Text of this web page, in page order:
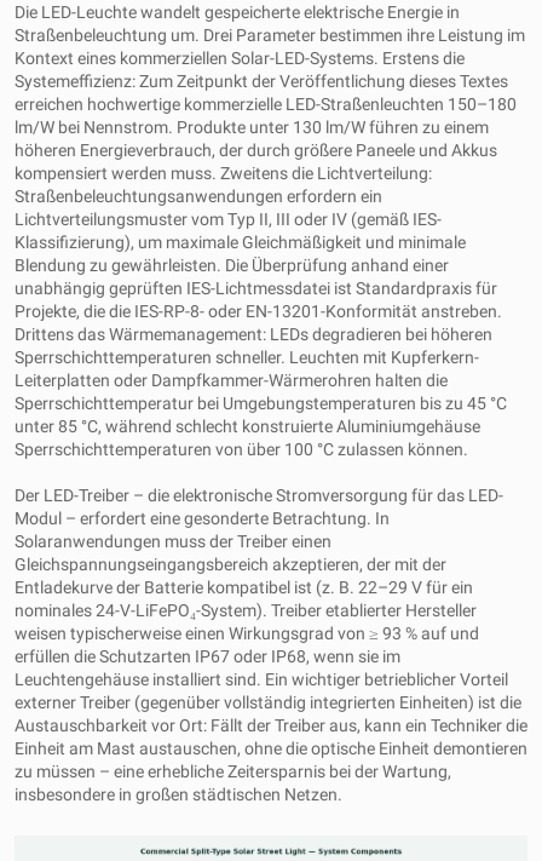
Die LED-Leuchte wandelt gespeicherte elektrische Energie in
Straßenbeleuchtung um. Drei Parameter bestimmen ihre Leistung im
Kontext eines kommerziellen Solar-LED-Systems. Erstens die
Systemeffizienz: Zum Zeitpunkt der Veröffentlichung dieses Textes
erreichen hochwertige kommerzielle LED-Straßenleuchten 150–180
lm/W bei Nennstrom. Produkte unter 130 lm/W führen zu einem
höheren Energieverbrauch, der durch größere Paneele und Akkus
kompensiert werden muss. Zweitens die Lichtverteilung:
Straßenbeleuchtungsanwendungen erfordern ein
Lichtverteilungsmuster vom Typ II, III oder IV (gemäß IES-
Klassifizierung), um maximale Gleichmäßigkeit und minimale
Blendung zu gewährleisten. Die Überprüfung anhand einer
unabhängig geprüften IES-Lichtmessdatei ist Standardpraxis für
Projekte, die die IES-RP-8- oder EN-13201-Konformität anstreben.
Drittens das Wärmemanagement: LEDs degradieren bei höheren
Sperrschichttemperaturen schneller. Leuchten mit Kupferkern-
Leiterplatten oder Dampfkammer-Wärmerohren halten die
Sperrschichttemperatur bei Umgebungstemperaturen bis zu 45 °C
unter 85 °C, während schlecht konstruierte Aluminiumgehäuse
Sperrschichttemperaturen von über 100 °C zulassen können.
Der LED-Treiber – die elektronische Stromversorgung für das LED-
Modul – erfordert eine gesonderte Betrachtung. In
Solaranwendungen muss der Treiber einen
Gleichspannungseingangsbereich akzeptieren, der mit der
Entladekurve der Batterie kompatibel ist (z. B. 22–29 V für ein
nominales 24-V-LiFePO₄-System). Treiber etablierter Hersteller
weisen typischerweise einen Wirkungsgrad von ≥ 93 % auf und
erfüllen die Schutzarten IP67 oder IP68, wenn sie im
Leuchtengehäuse installiert sind. Ein wichtiger betrieblicher Vorteil
externer Treiber (gegenüber vollständig integrierten Einheiten) ist die
Austauschbarkeit vor Ort: Fällt der Treiber aus, kann ein Techniker die
Einheit am Mast austauschen, ohne die optische Einheit demontieren
zu müssen – eine erhebliche Zeitersparnis bei der Wartung,
insbesondere in großen städtischen Netzen.